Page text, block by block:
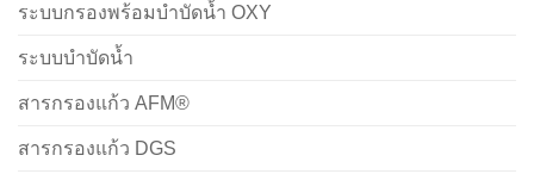
ระบบกรองพร้อมบำบัดน้ำ OXY
ระบบบำบัดน้ำ
สารกรองแก้ว AFM®
สารกรองแก้ว DGS